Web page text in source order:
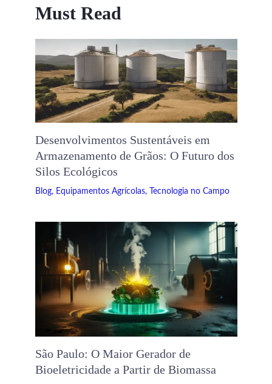
Must Read
Desenvolvimentos Sustentáveis ​​em
Armazenamento de Grãos: O Futuro dos
Silos Ecológicos
Blog, Equipamentos Agrícolas, Tecnologia no Campo
São Paulo: O Maior Gerador de
Bioeletricidade a Partir de Biomassa